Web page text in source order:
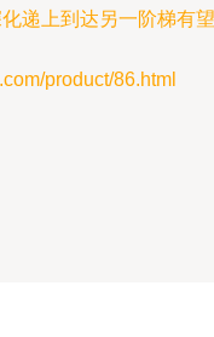
递上到达另一阶梯有望
product/86.html